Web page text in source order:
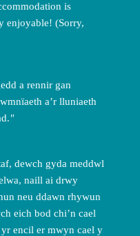
is
enjoyable! (Sorry,
a rennir gan
a’r lluniaeth
dewch gyda meddwl
naill ai drwy
neu ddawn rhywun
eich bod chi’n cael
encil er mwyn cael y